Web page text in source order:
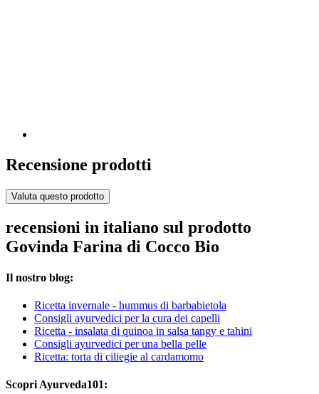
Recensione prodotti
Valuta questo prodotto
recensioni in italiano sul prodotto
Govinda Farina di Cocco Bio
Il nostro blog:
Ricetta invernale - hummus di barbabietola
Consigli ayurvedici per la cura dei capelli
Ricetta - insalata di quinoa in salsa tangy e tahini
Consigli ayurvedici per una bella pelle
Ricetta: torta di ciliegie al cardamomo
Scopri Ayurveda101: